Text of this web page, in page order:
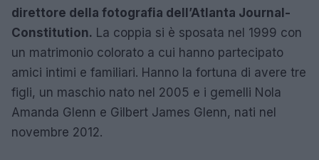
direttore della fotografia dell’Atlanta Journal-
Constitution. La coppia si è sposata nel 1999 con
un matrimonio colorato a cui hanno partecipato
amici intimi e familiari. Hanno la fortuna di avere tre
figli, un maschio nato nel 2005 e i gemelli Nola
Amanda Glenn e Gilbert James Glenn, nati nel
novembre 2012.